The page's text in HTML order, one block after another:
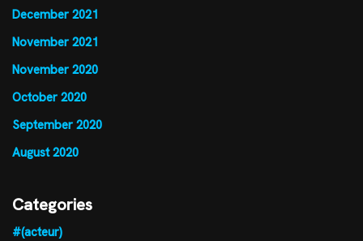
December 2021
November 2021
November 2020
October 2020
September 2020
August 2020
Categories
#(acteur)